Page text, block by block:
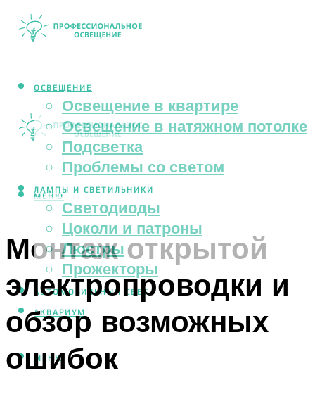
ОСВЕЩЕНИЕ
Освещение в квартире
Освещение в натяжном потолке
Подсветка
Проблемы со светом
ЛАМПЫ И СВЕТИЛЬНИКИ
Светодиоды
Цоколи и патроны
Люстры
Прожекторы
АВТОМОБИЛЬНЫЙ СВЕТ
АКВАРИУМ
МЕНЮ
МЕНЮ
Монтаж открытой
электропроводки и
обзор возможных
ошибок